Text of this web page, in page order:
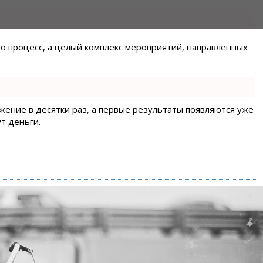
процесс, а целый комплекс мероприятий, направленных
в десятки раз, а первые результаты появляются уже
деньги.